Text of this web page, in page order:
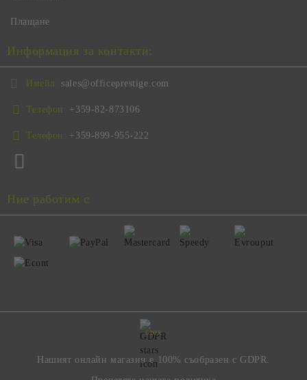
Плащане
Информация за контакти:
Имейл: sales@officeprestige.com
Телефон: +359-82-873106
Телефон: +359-899-955-222
Ние работим с
GDPR
Нашият онлайн магазин е 100% съобразен с GDPR.